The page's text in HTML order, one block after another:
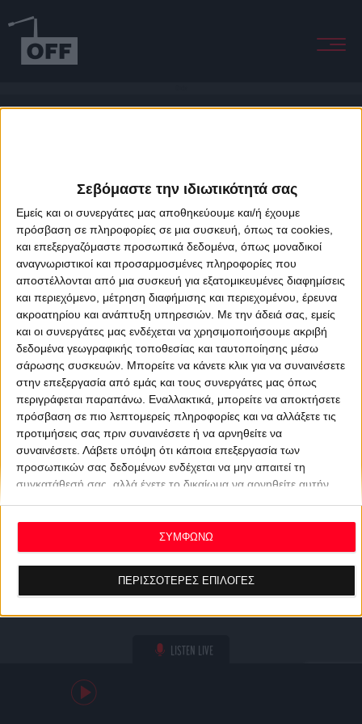
Σεβόμαστε την ιδιωτικότητά σας
Εμείς και οι συνεργάτες μας αποθηκεύουμε και/ή έχουμε
πρόσβαση σε πληροφορίες σε μια συσκευή, όπως τα cookies,
και επεξεργαζόμαστε προσωπικά δεδομένα, όπως μοναδικοί
αναγνωριστικοί και προσαρμοσμένες πληροφορίες που
αποστέλλονται από μια συσκευή για εξατομικευμένες διαφημίσεις
και περιεχόμενο, μέτρηση διαφήμισης και περιεχομένου, έρευνα
ακροατηρίου και ανάπτυξη υπηρεσιών. Με την άδειά σας, εμείς
και οι συνεργάτες μας ενδέχεται να χρησιμοποιήσουμε ακριβή
δεδομένα γεωγραφικής τοποθεσίας και ταυτοποίησης μέσω
σάρωσης συσκευών. Μπορείτε να κάνετε κλικ για να συναινέσετε
στην επεξεργασία από εμάς και τους συνεργάτες μας όπως
περιγράφεται παραπάνω. Εναλλακτικά, μπορείτε να αποκτήσετε
πρόσβαση σε πιο λεπτομερείς πληροφορίες και να αλλάξετε τις
προτιμήσεις σας πριν συναινέσετε ή να αρνηθείτε να
συναινέσετε. Λάβετε υπόψη ότι κάποια επεξεργασία των
προσωπικών σας δεδομένων ενδέχεται να μην απαιτεί τη
συγκατάθεσή σας, αλλά έχετε το δικαίωμα να αρνηθείτε αυτήν
ανακαλέσετε τη συγκατάθεσή σας ανά πάσα στιγμή
επιστρέφοντας σε αυτόν τον ιστότοπο και κάνοντας κλικ στο
κουμπί "Απορρήτου" στο κάτω μέρος της ιστοσελίδας.
ΠΕΡΙΣΣΟΤΕΡΕΣ ΕΠΙΛΟΓΕΣ
ΣΥΜΦΩΝΩ
LISTEN LIVE
About Offradio Business Class Terms & Conditions
Privacy Policy
Designed & developed byporcupine colors&Fotis Alexandrou